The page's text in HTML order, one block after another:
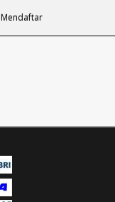
Mendaftar